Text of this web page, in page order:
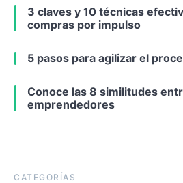
3 claves y 10 técnicas
compras por impulso
5 pasos para agilizar el
Conoce las 8 similitudes
emprendedores
CATEGORÍAS